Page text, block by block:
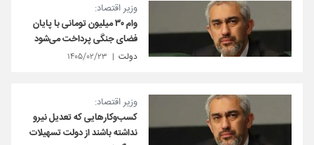
وزیر اقتصاد:
وام ۳۰ میلیون تومانی با پایان
فضای جنگی پرداخت می‌شود
دولت ۱۴۰۵/۰۲/۲۳
وزیر اقتصاد:
کسب‌وکارهایی که تعدیل نیرو
نداشته باشند از دولت تسهیلات